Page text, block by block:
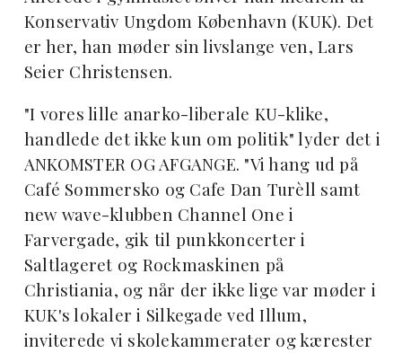
Konservativ Ungdom København (KUK). Det
er her, han møder sin livslange ven, Lars
Seier Christensen.
"I vores lille anarko-liberale KU-klike,
handlede det ikke kun om politik" lyder det i
ANKOMSTER OG AFGANGE. "Vi hang ud på
Café Sommersko og Cafe Dan Turèll samt
new wave-klubben Channel One i
Farvergade, gik til punkkoncerter i
Saltlageret og Rockmaskinen på
Christiania, og når der ikke lige var møder i
KUK's lokaler i Silkegade ved Illum,
inviterede vi skolekammerater og kærester